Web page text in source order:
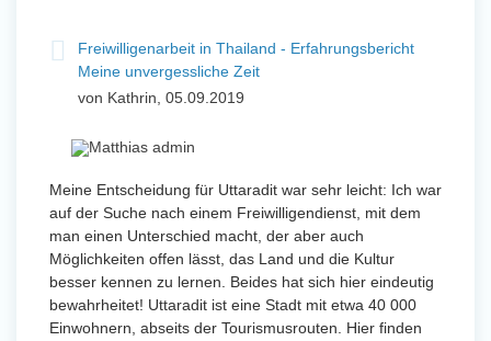
Freiwilligenarbeit in Thailand - Erfahrungsbericht
Meine unvergessliche Zeit
von Kathrin, 05.09.2019
Meine Entscheidung für Uttaradit war sehr leicht: Ich war
auf der Suche nach einem Freiwilligendienst, mit dem
man einen Unterschied macht, der aber auch
Möglichkeiten offen lässt, das Land und die Kultur
besser kennen zu lernen. Beides hat sich hier eindeutig
bewahrheitet! Uttaradit ist eine Stadt mit etwa 40 000
Einwohnern, abseits der Tourismusrouten. Hier finden